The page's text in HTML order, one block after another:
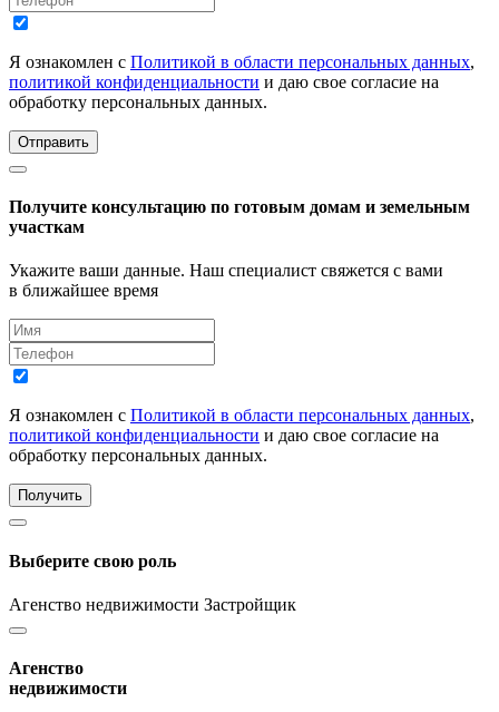
Я ознакомлен с Политикой в области персональных данных,
политикой конфиденциальности и даю свое согласие на
обработку персональных данных.
Отправить
Получите консультацию по готовым домам и земельным
участкам
Укажите ваши данные. Наш специалист свяжется с вами
в ближайшее время
Я ознакомлен с Политикой в области персональных данных,
политикой конфиденциальности и даю свое согласие на
обработку персональных данных.
Получить
Выберите свою роль
Агенство недвижимости Застройщик
Агенство
недвижимости